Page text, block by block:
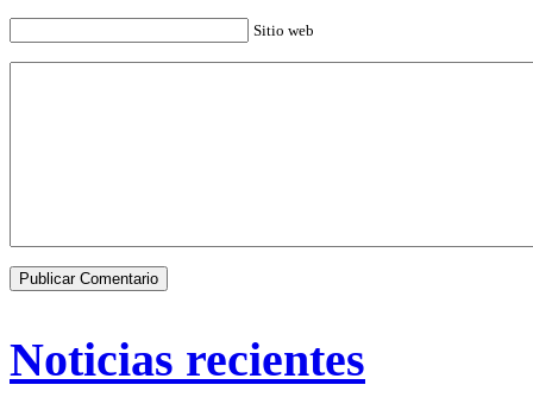
Sitio web
Noticias recientes